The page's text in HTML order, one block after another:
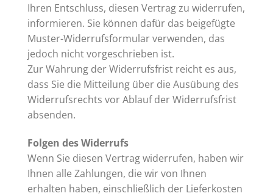
Ihren Entschluss, diesen Vertrag zu widerrufen,
informieren. Sie können dafür das beigefügte
Muster-Widerrufsformular verwenden, das
jedoch nicht vorgeschrieben ist.
Zur Wahrung der Widerrufsfrist reicht es aus,
dass Sie die Mitteilung über die Ausübung des
Widerrufsrechts vor Ablauf der Widerrufsfrist
absenden.
Folgen des Widerrufs
Wenn Sie diesen Vertrag widerrufen, haben wir
Ihnen alle Zahlungen, die wir von Ihnen
erhalten haben, einschließlich der Lieferkosten